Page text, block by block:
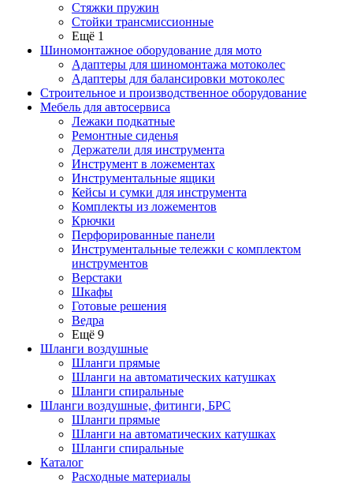
Стяжки пружин
Стойки трансмиссионные
Ещё 1
Шиномонтажное оборудование для мото
Адаптеры для шиномонтажа мотоколес
Адаптеры для балансировки мотоколес
Строительное и производственное оборудование
Мебель для автосервиса
Лежаки подкатные
Ремонтные сиденья
Держатели для инструмента
Инструмент в ложементах
Инструментальные ящики
Кейсы и сумки для инструмента
Комплекты из ложементов
Крючки
Перфорированные панели
Инструментальные тележки с комплектом
инструментов
Верстаки
Шкафы
Готовые решения
Ведра
Ещё 9
Шланги воздушные
Шланги прямые
Шланги на автоматических катушках
Шланги спиральные
Шланги воздушные, фитинги, БРС
Шланги прямые
Шланги на автоматических катушках
Шланги спиральные
Каталог
Расходные материалы